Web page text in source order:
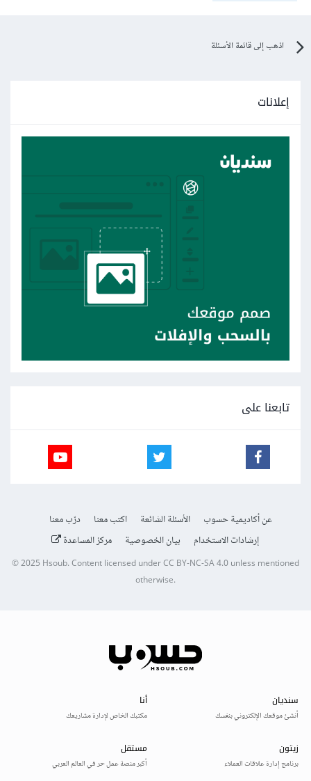
اذهب إلى قائمة الأسئلة
إعلانات
تابعنا على
عن أكاديمية حسوب الأسئلة الشائعة اكتب معنا
درّب معنا
إرشادات الاستخدام
بيان الخصوصية مركز المساعدة
© 2025Hsoub.Content licensed underCC BY-NC-SA 4.0unless mentioned
otherwise.